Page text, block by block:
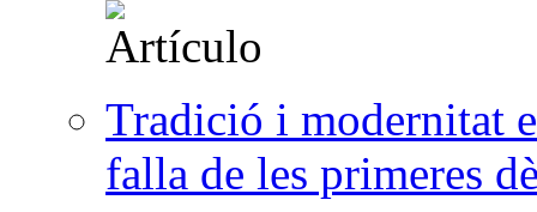
Tradició i modernitat
falla de les primeres